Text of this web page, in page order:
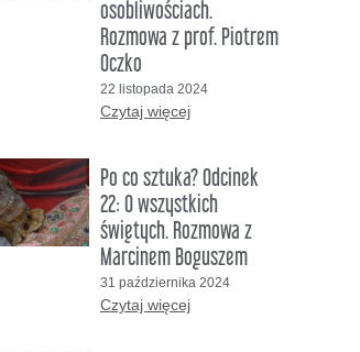
osobliwościach.
Rozmowa z prof. Piotrem
Oczko
22 listopada 2024
Czytaj więcej
Po co sztuka? Odcinek
22: O wszystkich
świętych. Rozmowa z
Marcinem Boguszem
31 października 2024
Czytaj więcej